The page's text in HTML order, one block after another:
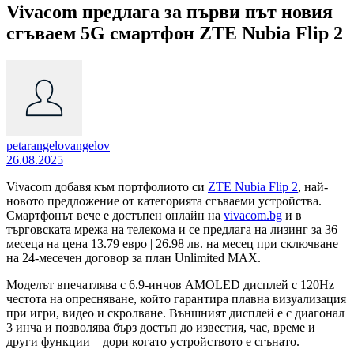
Vivacom предлага за първи път новия
сгъваем 5G смартфон ZTE Nubia Flip 2
petarangelovangelov
26.08.2025
Vivacom добавя към портфолиото си ZTE Nubia Flip 2, най-
новото предложение от категорията сгъваеми устройства.
Смартфонът вече е достъпен онлайн на vivacom.bg и в
търговската мрежа на телекома и се предлага на лизинг за 36
месеца на цена 13.79 евро | 26.98 лв. на месец при сключване
на 24-месечен договор за план Unlimited MAX.
Моделът впечатлява с 6.9-инчов AMOLED дисплей с 120Hz
честота на опресняване, който гарантира плавна визуализация
при игри, видео и скролване. Външният дисплей е с диагонал
3 инча и позволява бърз достъп до известия, час, време и
други функции – дори когато устройството е сгънато.